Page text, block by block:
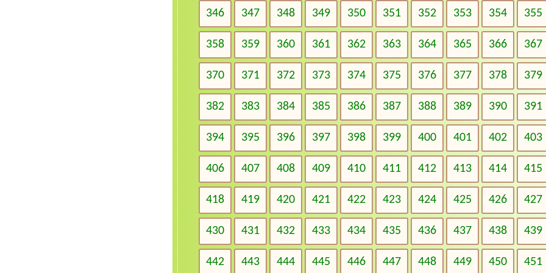
346 347 348 349 350 351 352 353 354 355
358 359 360 361 362 363 364 365 366 367
370 371 372 373 374 375 376 377 378 379
382 383 384 385 386 387 388 389 390 391
394 395 396 397 398 399 400 401 402 403
406 407 408 409 410 411 412 413 414 415
418 419 420 421 422 423 424 425 426 427
430 431 432 433 434 435 436 437 438 439
442 443 444 445 446 447 448 449 450 451